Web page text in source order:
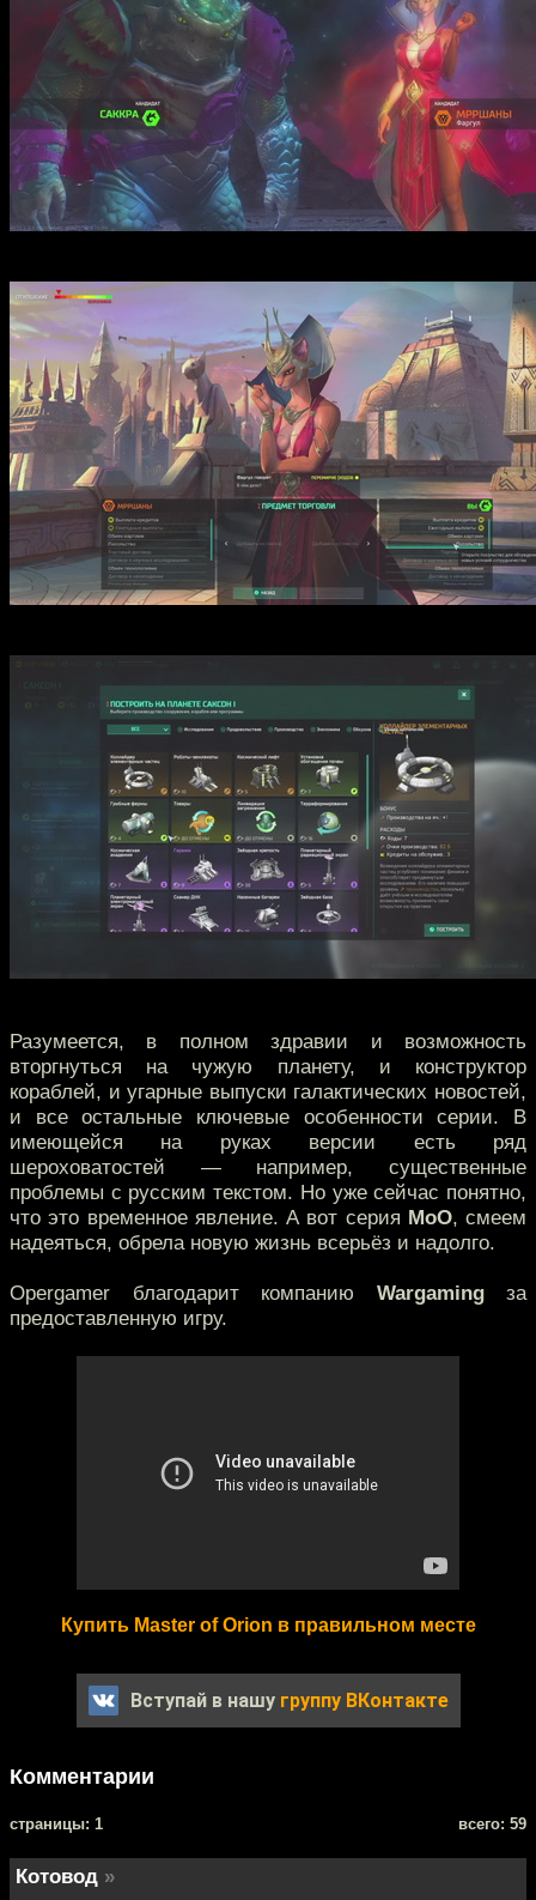
Разумеется, в полном здравии и возможность
вторгнуться на чужую планету, и конструктор
кораблей, и угарные выпуски галактических новостей,
и все остальные ключевые особенности серии. В
имеющейся на руках версии есть ряд
шероховатостей — например, существенные
проблемы с русским текстом. Но уже сейчас понятно,
что это временное явление. А вот серия MoO, смеем
надеяться, обрела новую жизнь всерьёз и надолго.
Opergamer благодарит компанию Wargamingза
предоставленную игру.
Купить Master of Orion в правильном месте
Вступай в нашу группу ВКонтакте
Комментарии
cтраницы: 1 всего: 59
Котовод »